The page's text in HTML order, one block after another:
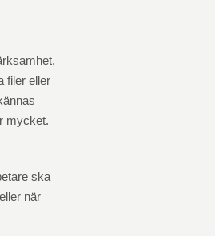
filer eller
mycket.
ska
när